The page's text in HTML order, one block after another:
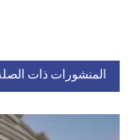
المنشورات ذات